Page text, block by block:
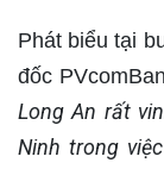
Phát biểu tại
đốc
Long An rất
Ninh trong